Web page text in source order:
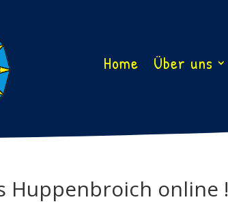
Home Über uns
Huppenbroich online !